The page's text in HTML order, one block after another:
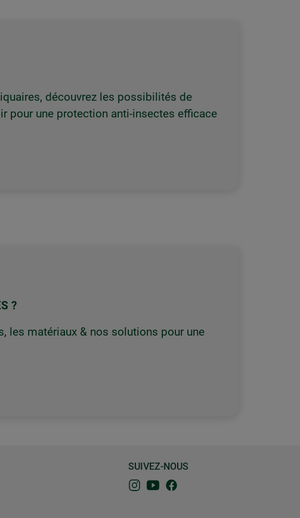
découvrez les possibilités de
pour une protection anti-insectes efficace
?
les matériaux & nos solutions pour une
SUIVEZ-NOUS